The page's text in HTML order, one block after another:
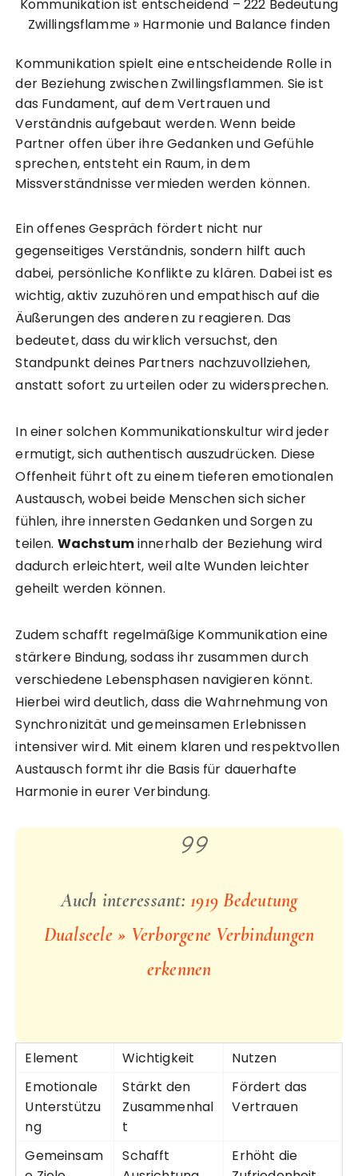
Kommunikation ist entscheidend – 222 Bedeutung
Zwillingsflamme » Harmonie und Balance finden
Kommunikation spielt eine entscheidende Rolle in
der Beziehung zwischen Zwillingsflammen. Sie ist
das Fundament, auf dem Vertrauen und
Verständnis aufgebaut werden. Wenn beide
Partner offen über ihre Gedanken und Gefühle
sprechen, entsteht ein Raum, in dem
Missverständnisse vermieden werden können.
Ein offenes Gespräch fördert nicht nur
gegenseitiges Verständnis, sondern hilft auch
dabei, persönliche Konflikte zu klären. Dabei ist es
wichtig, aktiv zuzuhören und empathisch auf die
Äußerungen des anderen zu reagieren. Das
bedeutet, dass du wirklich versuchst, den
Standpunkt deines Partners nachzuvollziehen,
anstatt sofort zu urteilen oder zu widersprechen.
In einer solchen Kommunikationskultur wird jeder
ermutigt, sich authentisch auszudrücken. Diese
Offenheit führt oft zu einem tieferen emotionalen
Austausch, wobei beide Menschen sich sicher
fühlen, ihre innersten Gedanken und Sorgen zu
teilen. Wachstuminnerhalb der Beziehung wird
dadurch erleichtert, weil alte Wunden leichter
geheilt werden können.
Zudem schafft regelmäßige Kommunikation eine
stärkere Bindung, sodass ihr zusammen durch
verschiedene Lebensphasen navigieren könnt.
Hierbei wird deutlich, dass die Wahrnehmung von
Synchronizität und gemeinsamen Erlebnissen
intensiver wird. Mit einem klaren und respektvollen
Austausch formt ihr die Basis für dauerhafte
Harmonie in eurer Verbindung.
Auch interessant: 1919 Bedeutung
Dualseele » Verborgene Verbindungen
erkennen
Element Wichtigkeit
Nutzen
Emotionale
Unterstützu
ng
Stärkt den
Zusammenhal
t
Fördert das
Vertrauen
Gemeinsam
Schafft
Erhöht die